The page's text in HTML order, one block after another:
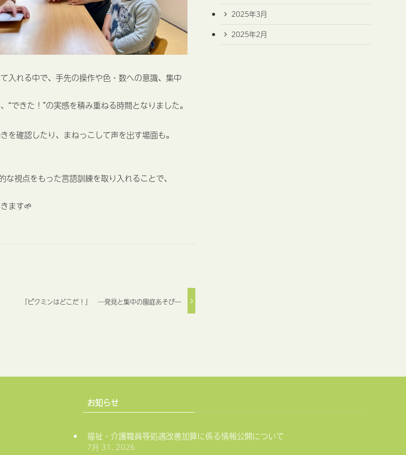
入れる中で、手先の操作や色・数への意識、集中
“できた！”の実感を積み重ねる時間となりました。
確認したり、まねっこして声を出す場面も。
視点をもった言語訓練を取り入れることで、
ます🌱
「ピクミンはどこだ！」 ─発見と集中の園庭あそび―
2025年3月
2025年2月
お知らせ
福祉・介護職員等処遇改善加算に係る情報公開について
7月 31, 2026